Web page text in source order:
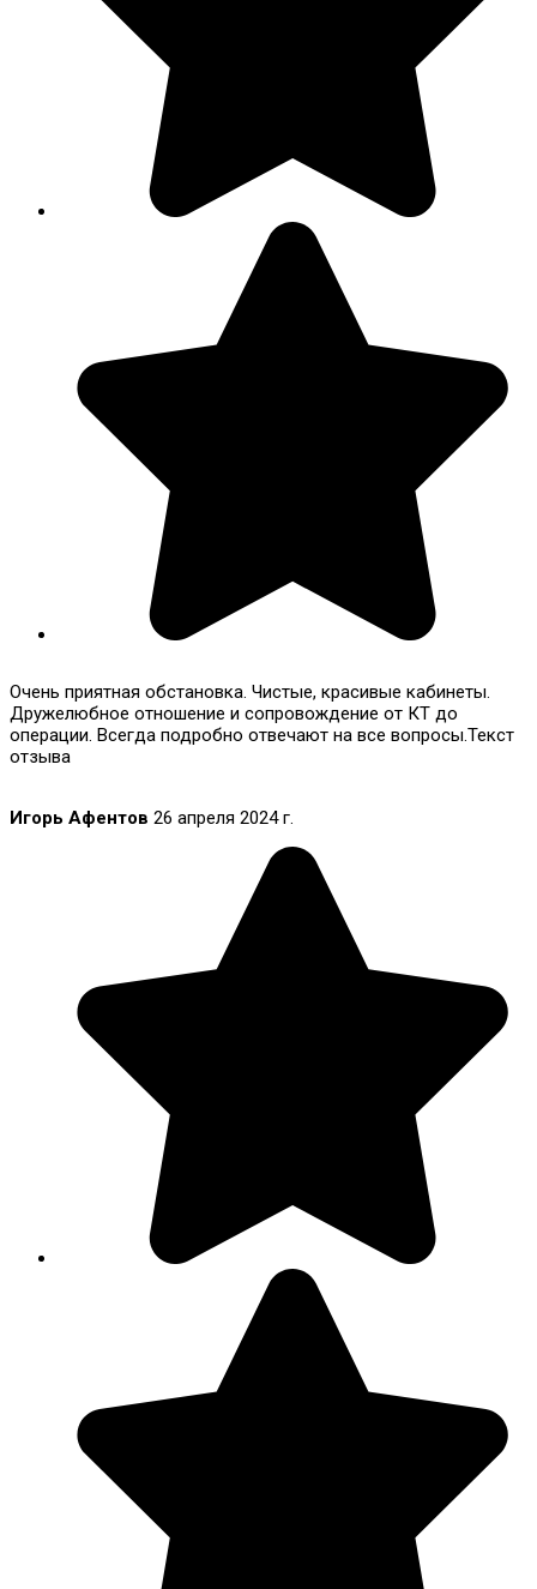
Очень приятная обстановка. Чистые, красивые кабинеты.
Дружелюбное отношение и сопровождение от КТ до
операции. Всегда подробно отвечают на все вопросы.Текст
отзыва
Игорь Афентов 26 апреля 2024 г.